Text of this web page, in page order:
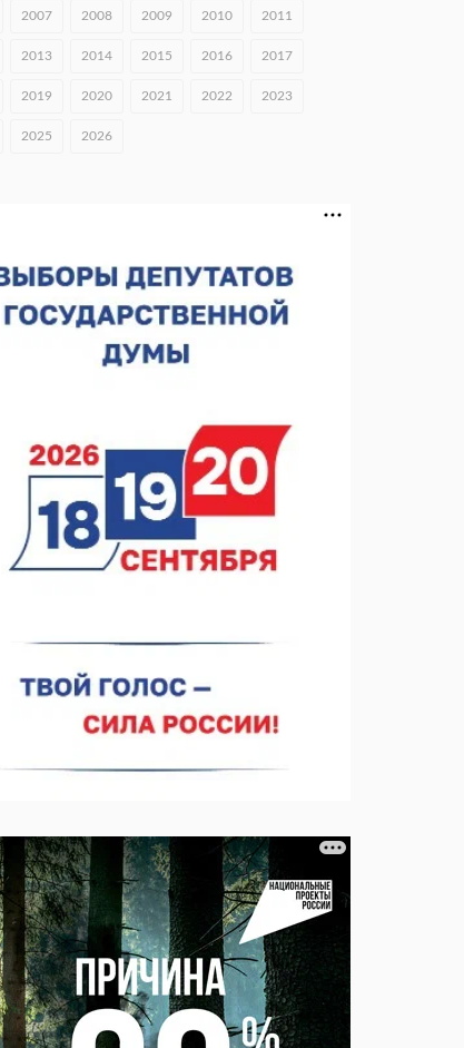
оперштаба
В Чкаловске спустили на воду «Метеор-120Р»
В Нижнем Новгороде отметили 70-летие Дня
строителя
07.08.2026 13:15
спортобъектов выросла на 28%
07.08.2026 12:15
В Нижнем Новгороде прошло совещание
Росгвардии
07.08.2026 12:04
2007 2008 2009 2010 2011
2013 2014 2015 2016 2017
2019 2020 2021 2022 2023
2025 2026